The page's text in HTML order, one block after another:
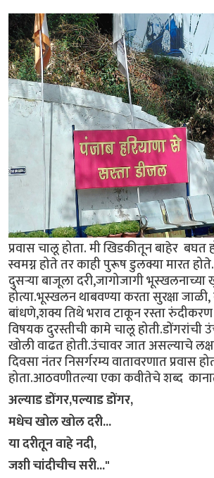
प्रवास चालू होता. मी खिडकीतून बाहेर बघत
स्वमग्न होते तर काही पुरूष डुलक्या मारत
दुसर्‍या बाजूला दरी,जागोजागी
होत्या.भूस्खलन थाबवण्या करता सुरक्षा
बांधणे,शक्य तिथे भराव टाकून रस्ता रुंदीकरण
विषयक दुरस्तीची कामे चालू होती.डोंगरांची
खोली वाढत होती.उंचावर जात असल्याचे
दिवसा नंतर निसर्गरम्य वातावरणात प्रवास
होता.आठवणीतल्या एका कवीतेचे शब्द
अल्याड डोंगर,पल्याड डोंगर,
मधेच खोल खोल दरी...
या दरीतून वाहे नदी,
जशी चांदीचीच सरी..."